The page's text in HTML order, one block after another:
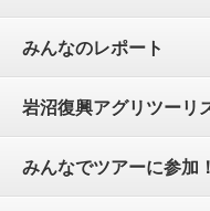
みんなのレポート
岩沼復興アグリツーリ
みんなでツアーに参加！